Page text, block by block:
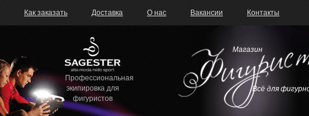
Как заказать Доставка О нас Вакансии Контакты
Профессиональная
экипировка для
фигуристов
Магазин
Всё для